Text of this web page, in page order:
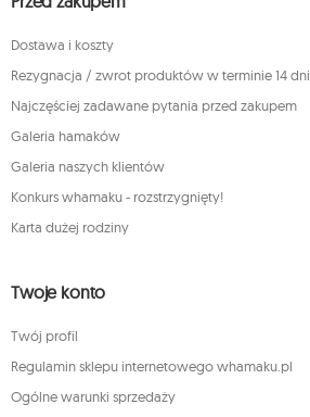
Dostawa i koszty
Rezygnacja / zwrot produktów w terminie 14 dni
Najczęściej zadawane pytania przed zakupem
Galeria hamaków
Galeria naszych klientów
Konkurs whamaku - rozstrzygnięty!
Karta dużej rodziny
Twoje konto
Twój profil
Regulamin sklepu internetowego whamaku.pl
Ogólne warunki sprzedaży